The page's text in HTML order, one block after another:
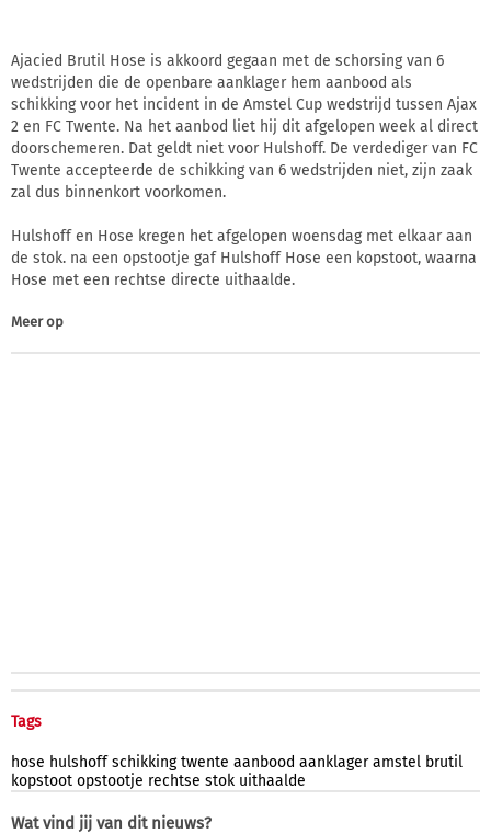
Ajacied Brutil Hose is akkoord gegaan met de schorsing van 6
wedstrijden die de openbare aanklager hem aanbood als
schikking voor het incident in de Amstel Cup wedstrijd tussen Ajax
2 en FC Twente. Na het aanbod liet hij dit afgelopen week al direct
doorschemeren. Dat geldt niet voor Hulshoff. De verdediger van FC
Twente accepteerde de schikking van 6 wedstrijden niet, zijn zaak
zal dus binnenkort voorkomen.
Hulshoff en Hose kregen het afgelopen woensdag met elkaar aan
de stok. na een opstootje gaf Hulshoff Hose een kopstoot, waarna
Hose met een rechtse directe uithaalde.
Meer op
Tags
hose hulshoff schikking twente aanbood aanklager amstel brutil
kopstoot opstootje rechtse stok uithaalde
Wat vind jij van dit nieuws?